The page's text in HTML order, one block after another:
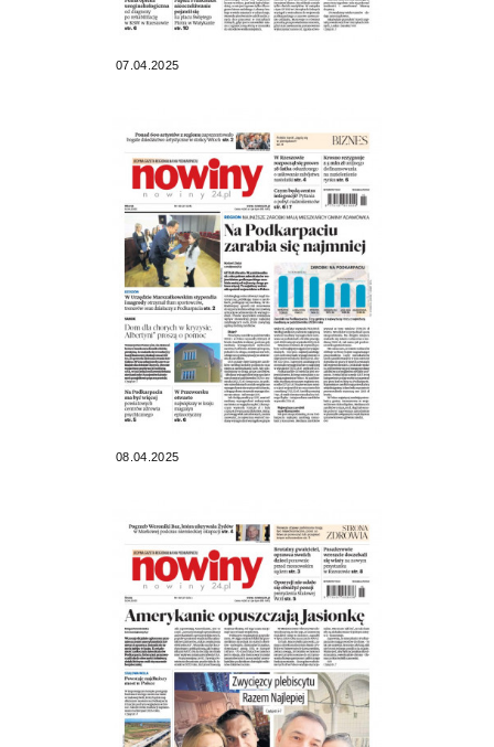
07.04.2025
08.04.2025